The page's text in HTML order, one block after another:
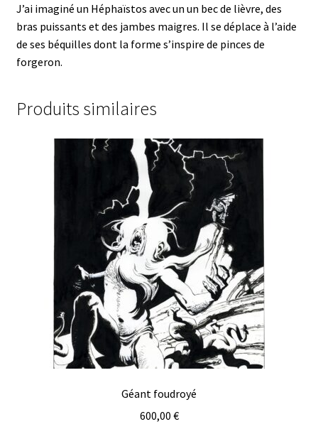
J’ai imaginé un Héphaïstos avec un un bec de lièvre, des
bras puissants et des jambes maigres. Il se déplace à l’aide
de ses béquilles dont la forme s’inspire de pinces de
forgeron.
Produits similaires
Géant foudroyé
600,00 €